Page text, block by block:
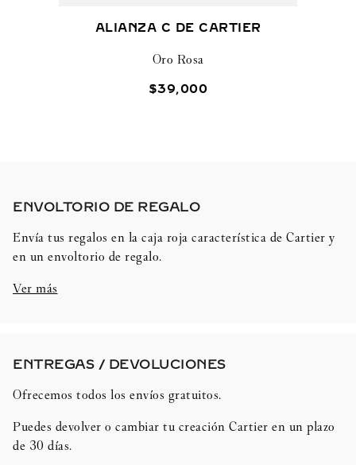
ALIANZA C DE CARTIER
Oro Rosa
$39,000
ENVOLTORIO DE REGALO​
Envía tus regalos en la caja roja característica de Cartier y
en un envoltorio de regalo.
Ver más
ENTREGAS / DEVOLUCIONES​
Ofrecemos todos los envíos gratuitos.
Puedes devolver o cambiar tu creación Cartier en un plazo
de 30 días.​